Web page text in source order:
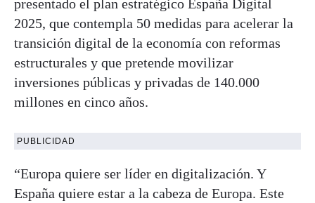
presentado el plan estratégico España Digital
2025, que contempla 50 medidas para acelerar la
transición digital de la economía con reformas
estructurales y que pretende movilizar
inversiones públicas y privadas de 140.000
millones en cinco años.
PUBLICIDAD
“Europa quiere ser líder en digitalización. Y
España quiere estar a la cabeza de Europa. Este